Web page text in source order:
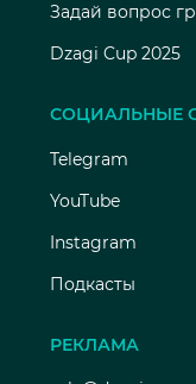
Задай вопрос
Dzagi Cup 2025
СОЦИАЛЬНЫЕ
Telegram
YouTube
Instagram
Подкасты
РЕКЛАМА